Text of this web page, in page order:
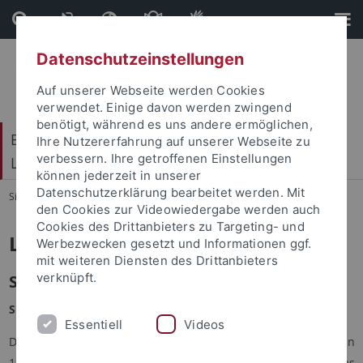
Direkt
zum
Inhalt
Direkt
zur
Fußleiste
Baden-Württembergisches Brasilien- und
Lateinamerika-Zentrum
Sie sind hier: Startseite ... Lehre
Lehre
Sprachkurse
Sprachkurse
Die Sprachkurse in brasilianischem Portugiesisch sind seit den
Datenschutzeinstellungen
Auf unserer Webseite werden Cookies
verwendet. Einige davon werden zwingend
benötigt, während es uns andere ermöglichen,
Ihre Nutzererfahrung auf unserer Webseite zu
verbessern. Ihre getroffenen Einstellungen
können jederzeit in unserer
Datenschutzerklärung bearbeitet werden. Mit
den Cookies zur Videowiedergabe werden auch
Cookies des Drittanbieters zu Targeting- und
Werbezwecken gesetzt und Informationen ggf.
mit weiteren Diensten des Drittanbieters
verknüpft.
Essentiell Videos